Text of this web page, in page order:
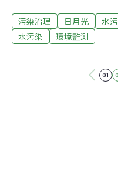
民眾只要上網就看得到
施及檢測申報管理辦法」
市政府的水質監測數據
污染治理 日月光 水
水污染
環境監測
01